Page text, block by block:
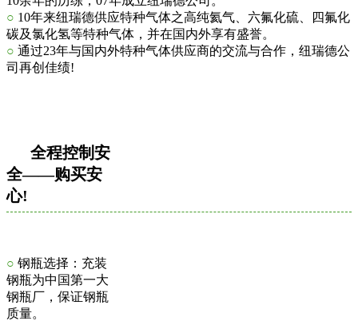
○ 10年来纽瑞德供应特种气体之高纯氦气、六氟化硫、四氟化
碳及氯化氢等特种气体，并在国内外享有盛誉。
○ 通过23年与国内外特种气体供应商的交流与合作，纽瑞德公
司再创佳绩!
全程控制安
全——购买安
心!
○ 钢瓶选择：充装
钢瓶为中国第一大
钢瓶厂，保证钢瓶
质量。